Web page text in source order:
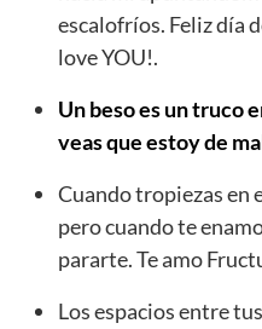
escalofríos. Feliz día
love YOU!.
Un beso es un truco
veas que estoy de
Cuando tropiezas en
pero cuando te
pararte. Te amo
Los espacios entre